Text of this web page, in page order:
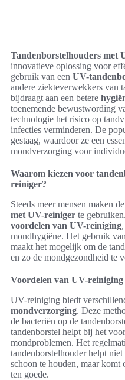
Tandenborstelhouders met
innovatieve oplossing voor
gebruik van een UV-
andere ziekteverwekkers van
bijdraagt aan een betere
toenemende bewustwording
technologie het risico op
infecties verminderen. De
gestaag, waardoor ze een
mondverzorging voor
Waarom kiezen voor
reiniger?
Steeds meer mensen maken
met UV-reiniger te
voordelen van UV-reiniging
mondhygiëne. Het gebruik
maakt het mogelijk om de
en zo de mondgezondheid te
Voordelen van UV-
UV-reiniging biedt
mondverzorging. Deze
de bacteriën op de
tandenborstel helpt bij het
mondproblemen. Het
tandenborstelhouder helpt
schoon te houden, maar komt
ten goede.